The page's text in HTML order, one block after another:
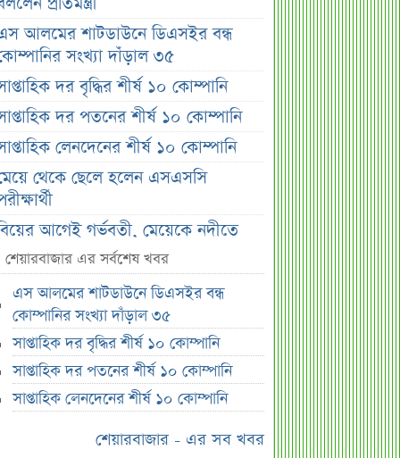
আলমের শাটডাউনে ডিএসইর বন্ধ
সংখ্যা দাঁড়াল ৩৫
দর বৃদ্ধির শীর্ষ ১০ কোম্পানি
দর পতনের শীর্ষ ১০ কোম্পানি
লেনদেনের শীর্ষ ১০ কোম্পানি
থেকে ছেলে হলেন এসএসসি
আগেই গর্ভবতী, মেয়েকে নদীতে
ডুবিয়ে হত্যা বাবার
ভাইরাল মেসেজ নিয়ে ব্যাখ্যা দিলেন নাহিদ
তাপমাত্রা নিয়ে নতুন পূর্বাভাস দিল
আবহাওয়া অফিস
সহপাঠীদের ব্যক্তিগত ছবি বিদেশে
পাঠানোর অভিযোগে উত্তাল ইবি
ড. ইউনূস বনাম তারেক রহমান—তুলনায়
শেয়ারবাজার এর সর্বশেষ খবর
এস আলমের শাটডাউনে ডিএসইর বন্ধ
কোম্পানির সংখ্যা দাঁড়াল ৩৫
সাপ্তাহিক দর বৃদ্ধির শীর্ষ ১০ কোম্পানি
সাপ্তাহিক দর পতনের শীর্ষ ১০ কোম্পানি
সাপ্তাহিক লেনদেনের শীর্ষ ১০ কোম্পানি
শেয়ারবাজার - এর সব খবর